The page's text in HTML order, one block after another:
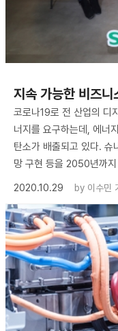
지속 가능한 비즈
코로나19로 전 산업의 디
너지를 요구하는데, 에너
탄소가 배출되고 있다. 슈
망 구현 등을 2050년까
2020.10.29
by 이수민